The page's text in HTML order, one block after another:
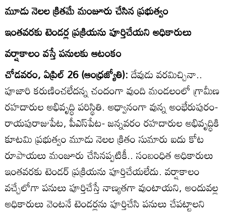
మూడు నెలల క్రితమే మంజూరు చేసిన ప్రభుత్వం
ఇంతవరకు టెండర్ల ప్రక్రియను పూర్తిచేయని అధికారులు
వర్షాకాలం వస్తే పనులకు ఆటంకం
చోడవరం, ఏప్రిల్‌ 26 (ఆంధ్రజ్యోతి):దేవుడు వరమిచ్చినా..
పూజారి కరుణించలేదన్న చందంగా వుంది మండలంలో గ్రామీణ
రహదారుల అభివృద్ధి పరిస్థితి. అధ్వానంగా వున్న అంభేరుపురం-
రాయపురాజుపేట, పీఎస్‌పేట- జన్నవరం రహదారుల అభివృద్ధికి
కూటమి ప్రభుత్వం మూడు నెలల క్రితం సుమారు ఐదు కోట
రూపాయలు మంజూరు చేసినప్పటికీ.. సంబంధిత అధికారులు
ఇంతవరకు టెండర్‌ ప్రక్రియను పూర్తిచేయలేదు. వర్షాకాలం
వచ్చేలోగా పనులు పూర్తిచేస్తే నాణ్యతగా వుంటాయని, అందువల్ల
అధికారులు వెంటనే టెండర్లను పూర్తిచేసి పనులు చేపట్టాలని